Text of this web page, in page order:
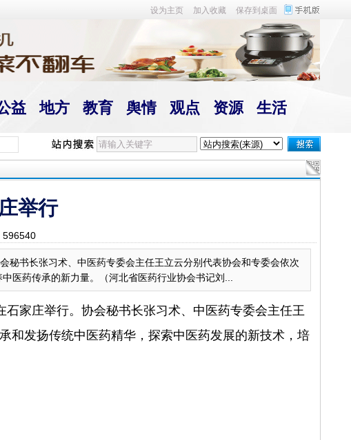
设为主页 加入收藏 保存到桌面
益 地方 教育 舆情 观点 资源 生活
举行
596540
秘书长张习术、中医药专委会主任王立云分别代表协会和专委会依次
医药传承的新力量。（河北省医药行业协会书记刘...
家庄举行。协会秘书长张习术、中医药专委会主任王
和发扬传统中医药精华，探索中医药发展的新技术，培